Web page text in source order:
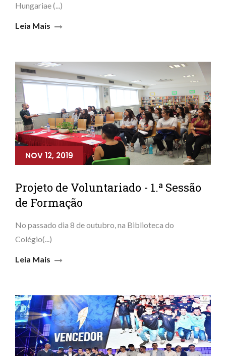
Hungariae (...)
Leia Mais
NOV 12, 2019
Projeto de Voluntariado - 1.ª Sessão
de Formação
No passado dia 8 de outubro, na Biblioteca do
Colégio(...)
Leia Mais